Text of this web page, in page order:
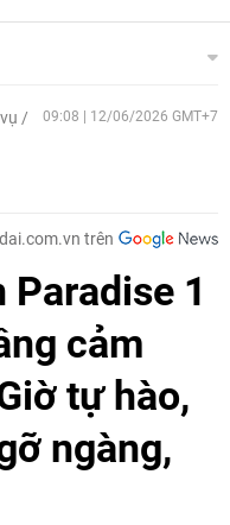
09:08 | 12/06/2026 GMT+7
trên
Paradise 1
cảm
tự hào,
ngàng,